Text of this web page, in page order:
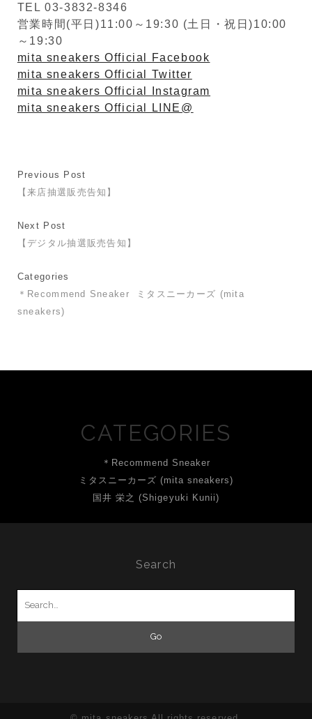
TEL 03-3832-8346
営業時間(平日)11:00～19:30 (土日・祝日)10:00
～19:30
mita sneakers Official Facebook
mita sneakers Official Twitter
mita sneakers Official Instagram
mita sneakers Official LINE@
Previous Post
【来店抽選販売告知】
Next Post
【デジタル抽選販売告知】
Categories
＊Recommend Sneaker
ミタスニーカーズ (mita
sneakers)
CATEGORIES
＊Recommend Sneaker
ミタスニーカーズ (mita sneakers)
国井 栄之 (Shigeyuki Kunii)
Search